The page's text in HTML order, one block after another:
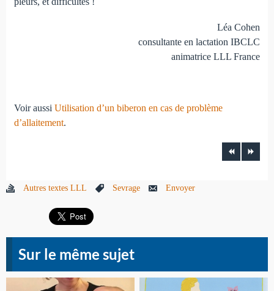
Léa Cohen
consultante en lactation IBCLC
animatrice LLL France
Voir aussi Utilisation d’un biberon en cas de problème
d’allaitement.
Autres textes LLL Sevrage Envoyer
Sur le même sujet